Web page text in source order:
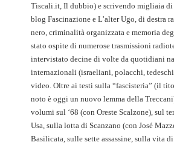
Tiscali.it, Il dubbio) e scrivendo migliaia
blog Fascinazione e L’alter Ugo, di destra
nero, criminalità organizzata e memoria
stato ospite di numerose trasmissioni
intervistato decine di volte da quotidiani
internazionali (israeliani, polacchi,
video. Oltre ai testi sulla “fascisteria” (il
noto è oggi un nuovo lemma della
volumi sul ‘68 (con Oreste Scalzone), sul
Usa, sulla lotta di Scanzano (con José
Basilicata, sulle sette assassine, sulla vita